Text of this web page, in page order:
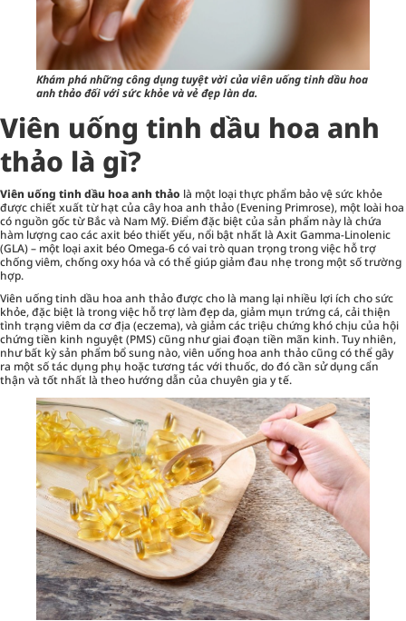
Khám phá những công dụng tuyệt vời của viên uống tinh dầu hoa
anh thảo đối với sức khỏe và vẻ đẹp làn da.
Viên uống tinh dầu hoa anh
thảo là gì?
Viên uống tinh dầu hoa anh thảo là một loại thực phẩm bảo vệ sức khỏe
được chiết xuất từ hạt của cây hoa anh thảo (Evening Primrose), một loài hoa
có nguồn gốc từ Bắc và Nam Mỹ. Điểm đặc biệt của sản phẩm này là chứa
hàm lượng cao các axit béo thiết yếu, nổi bật nhất là Axit Gamma-Linolenic
(GLA) – một loại axit béo Omega-6 có vai trò quan trọng trong việc hỗ trợ
chống viêm, chống oxy hóa và có thể giúp giảm đau nhẹ trong một số trường
hợp.
Viên uống tinh dầu hoa anh thảo được cho là mang lại nhiều lợi ích cho sức
khỏe, đặc biệt là trong việc hỗ trợ làm đẹp da, giảm mụn trứng cá, cải thiện
tình trạng viêm da cơ địa (eczema), và giảm các triệu chứng khó chịu của hội
chứng tiền kinh nguyệt (PMS) cũng như giai đoạn tiền mãn kinh. Tuy nhiên,
như bất kỳ sản phẩm bổ sung nào, viên uống hoa anh thảo cũng có thể gây
ra một số tác dụng phụ hoặc tương tác với thuốc, do đó cần sử dụng cẩn
thận và tốt nhất là theo hướng dẫn của chuyên gia y tế.